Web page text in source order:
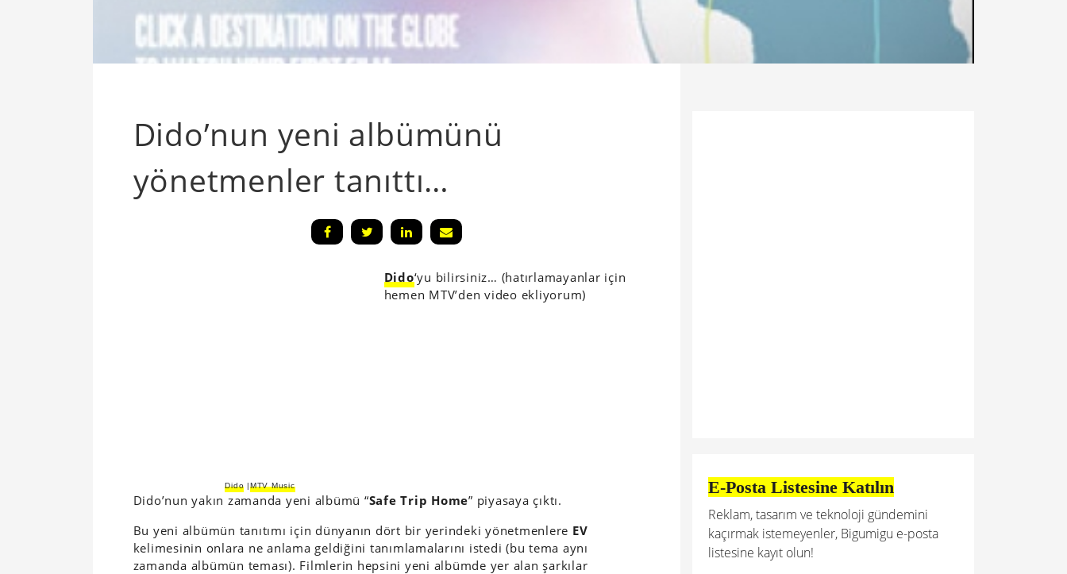
Dido’nun yeni albümünü
yönetmenler tanıttı…
Dido‘yu bilirsiniz… (hatırlamayanlar için
hemen MTV’den video ekliyorum)
Dido |MTV Music
Dido’nun yakın zamanda yeni albümü “Safe Trip Home” piyasaya çıktı.
Bu yeni albümün tanıtımı için dünyanın dört bir yerindeki yönetmenlere EV
kelimesinin onlara ne anlama geldiğini tanımlamalarını istedi (bu tema aynı
zamanda albümün teması). Filmlerin hepsini yeni albümde yer alan şarkılar
E-Posta Listesine Katılın
Reklam, tasarım ve teknoloji gündemini
kaçırmak istemeyenler, Bigumigu e-posta
listesine kayıt olun!